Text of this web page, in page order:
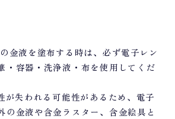
金液を塗布する時は、必ず電子レン
・容器・洗浄液・布を使用してくだ
失われる可能性があるため、電子
の金液や含金ラスター、含金絵具と